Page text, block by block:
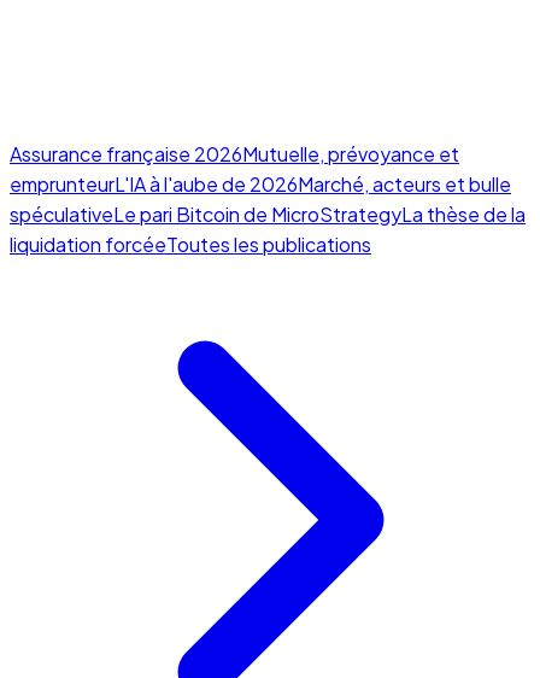
Assurance française 2026Mutuelle, prévoyance et
emprunteurL'IA à l'aube de 2026Marché, acteurs et bulle
spéculativeLe pari Bitcoin de MicroStrategyLa thèse de la
liquidation forcéeToutes les publications